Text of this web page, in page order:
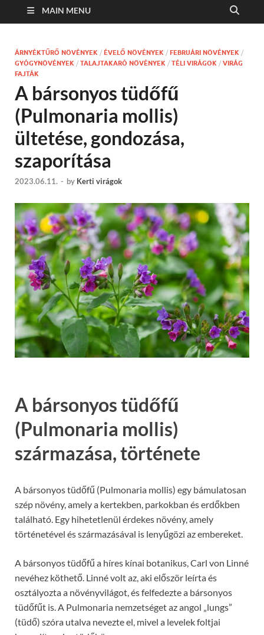
MAIN MENU
ÁRNYÉKTŰRŐ NÖVÉNYEK / ÉVELŐ NÖVÉNYEK / FEBRUÁRI NÖVÉNYEK /
GYÓGYNÖVÉNYEK / TALAJTAKARÓ NÖVÉNYEK / TÉLI VIRÁGOK / VIRÁG
FAJTÁK
A bársonyos tüdőfű
(Pulmonaria mollis)
ültetése, gondozása,
szaporítása
2023.06.11. - by Kerti virágok
A bársonyos tüdőfű
(Pulmonaria mollis)
származása, története
A bársonyos tüdőfű (Pulmonaria mollis) egy bámulatosan
szép növény, amely a kertekben, parkokban és erdőkben
található. Egy hihetetlenül érdekes növény, amely
történetével és származásával is lenyűgözi az embereket.
A bársonyos tüdőfű a híres kínai botanikus, Carl von Linné
nevéhez köthető. Linné volt az, aki először leírta és
osztályozta a növényvilágot, és felfedezte a bársonyos
tüdőfűt is. A Pulmonaria nemzetséget az angol „lungs”
(tüdő) szóra utalva nevezte el, mivel a levelek foltjai